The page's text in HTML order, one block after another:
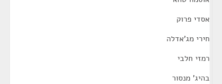
אסדי פרוק
חירי מג'אדלה
רמזי חלבי
בהיג' מנסור